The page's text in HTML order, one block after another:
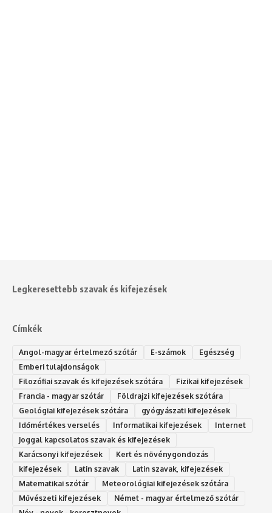
Legkeresettebb szavak és kifejezések
Címkék
Angol-magyar értelmező szótár E-számok
Egészség
Emberi tulajdonságok
Filozófiai szavak és kifejezések szótára
Fizikai kifejezések
Francia - magyar szótár
Földrajzi kifejezések szótára
Geológiai kifejezések szótára
gyógyászati kifejezések
Időmértékes verselés
Informatikai kifejezések
Internet
Joggal kapcsolatos szavak és kifejezések
Karácsonyi kifejezések
Kert és növénygondozás
kifejezések
Latin szavak
Latin szavak, kifejezések
Matematikai szótár
Meteorológiai kifejezések szótára
Művészeti kifejezések
Német - magyar értelmező szótár